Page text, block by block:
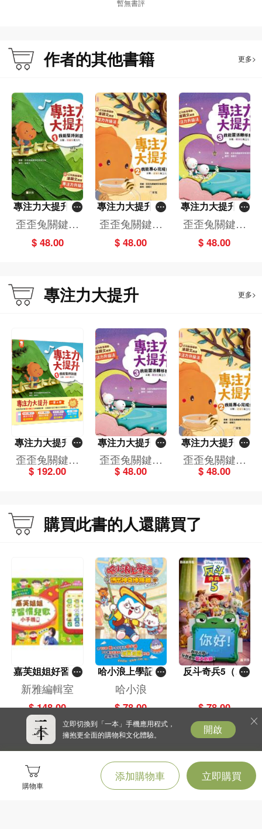
購物車
添加購物車 立即購買
暫無書評
作者的其他書籍 更多>
專注力大提升 1.
我能堅持到底
(主題：持續性專
注力)
歪歪兔關鍵期
早教項目組
$ 48.00
專注力大提升 2.
我能專心完成任
務 (主題：選擇
性專注力)
歪歪兔關鍵期
早教項目組
$ 48.00
專注力大提升 3.
我能靈活轉移視
線 (主題：轉換
性專注力)
歪歪兔關鍵期
早教項目組
$ 48.00
專注力大提升 更多>
專注力大提升套
裝（一套4冊）
歪歪兔關鍵期
早教項目組
$ 192.00
專注力大提升 3.
我能靈活轉移視
線 (主題：轉換性
歪歪兔關鍵期
早教項目組
$ 48.00
專注力大提升 2.
我能專心完成任
務 (主題：選擇性
歪歪兔關鍵期
早教項目組
$ 48.00
購買此書的人還購買了
嘉芙姐姐好習慣
兒歌小手機
新雅編輯室
$ 148.00
哈小浪上學記(1
3)——逃出神奇
博物館
哈小浪
$ 78.00
反斗奇兵5（圖
$ 78.00
立即切換到「一本」手機應用程式，
擁抱更全面的購物和文化體驗。
開啟